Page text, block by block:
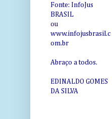
Fonte: InfoJus
BRASIL
ou
www.infojusbrasil.c
om.br
Abraço a todos.
EDINALDO GOMES
DA SILVA